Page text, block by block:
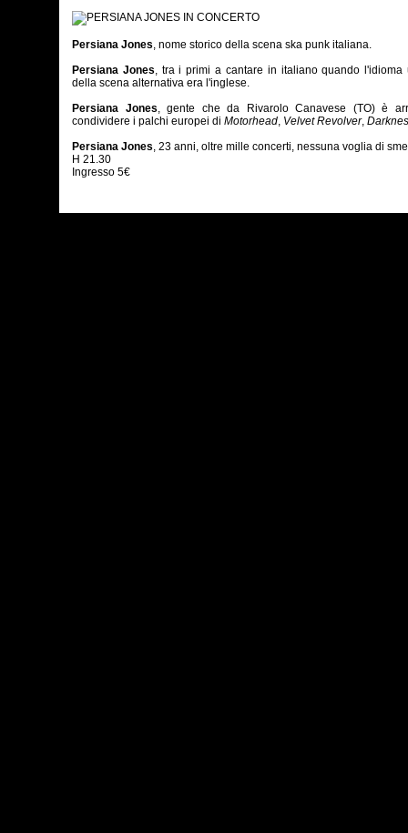
Persiana Jones, nome storico della scena ska punk italiana.
Persiana Jones, tra i primi a cantare in italiano quando l'idioma
della scena alternativa era l'inglese.
Persiana Jones, gente che da Rivarolo Canavese (TO) è
condividere i palchi europei di Motorhead, Velvet Revolver,
Persiana Jones, 23 anni, oltre mille concerti, nessuna voglia di
H 21.30
Ingresso 5€